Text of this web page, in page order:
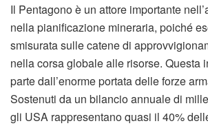
Il Pentagono è un attore importante
nella pianificazione mineraria, poiché
smisurata sulle catene di
nella corsa globale alle risorse. Questa
parte dall’enorme portata delle forze
Sostenuti da un bilancio annuale di
gli USA rappresentano quasi il 40%